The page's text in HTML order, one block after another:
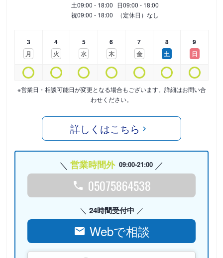
土09:00 - 18:00 日09:00 - 18:00
祝09:00 - 18:00 （定休日）なし
3
月
4
火
5
水
6
木
7
金
8
土
9
日
※営業日・相談可能日が変更となる場合もございます。詳細はお問い合
わせください。
詳しくはこちら
営業時間外 09:00-21:00
05075864538
24時間受付中
Webで相談